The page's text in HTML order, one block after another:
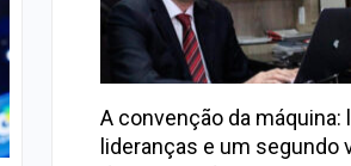
A convenção da máquina:
lideranças e um segundo